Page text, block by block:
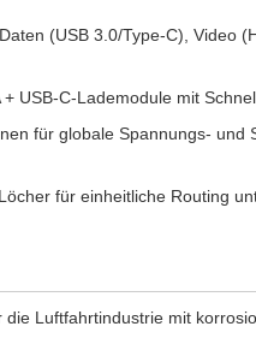
(USB 3.0/Type-C), Video
+ USB-C-Lademodule mit
für globale Spannungs- und
für einheitliche Routing
die Luftfahrtindustrie mit